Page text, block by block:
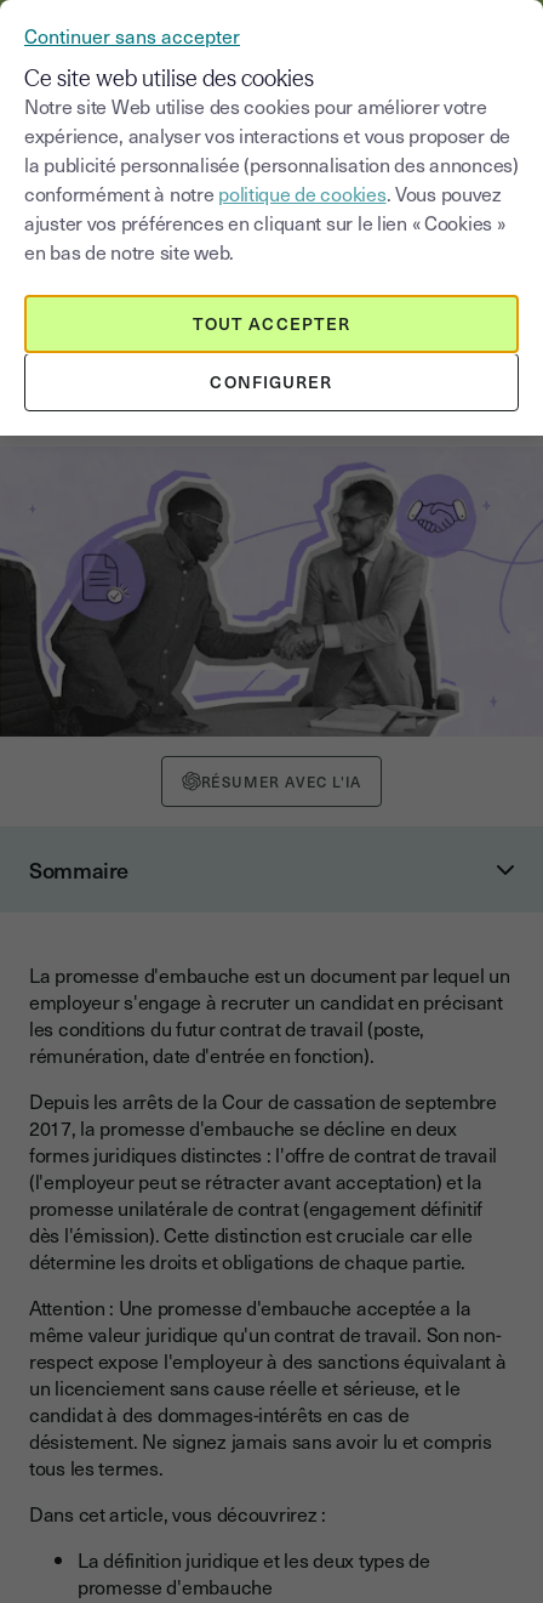
Blog
Choisir une catégorie Saisissez un terme
Promesse d'embauche : définition,
valeur juridique et modèle gratuit
RÉSUMER AVEC L'IA
Sommaire
Tableau comparatif : offre de contrat vs promesse unilatérale
La promesse d'embauche est-elle obligatoire ?
Quand et comment signer une promesse d'embauche ?
Quels types de contrats peuvent faire l'objet d'une promesse
d'embauche ?
Quelle est la valeur juridique d’une promesse d’embauche ?
Quels sont les engagements de l'employeur et du salarié ?
Les engagements et obligations du salarié
Les engagements et obligations de l'employeur
Peut-on annuler une promesse d'embauche après signature
?
Un candidat peut-il refuser une promesse d'embauche ?
Que doit contenir une promesse d'embauche ? (mentions
Le format et la signature de la promesse
La promesse d'embauche est un document par lequel un
employeur s'engage à recruter un candidat en précisant
les conditions du futur contrat de travail (poste,
rémunération, date d'entrée en fonction).
Depuis les arrêts de la Cour de cassation de septembre
2017, la promesse d'embauche se décline en deux
formes juridiques distinctes : l'offre de contrat de travail
(l'employeur peut se rétracter avant acceptation) et la
promesse unilatérale de contrat (engagement définitif
dès l'émission). Cette distinction est cruciale car elle
détermine les droits et obligations de chaque partie.
Attention : Une promesse d'embauche acceptée a la
même valeur juridique qu'un contrat de travail. Son non-
respect expose l'employeur à des sanctions équivalant à
un licenciement sans cause réelle et sérieuse, et le
candidat à des dommages-intérêts en cas de
désistement. Ne signez jamais sans avoir lu et compris
tous les termes.
Dans cet article, vous découvrirez :
La définition juridique et les deux types de
promesse d'embauche
Continuer sans accepter
Ce site web utilise des cookies
Notre site Web utilise des cookies pour améliorer votre
expérience, analyser vos interactions et vous proposer de
la publicité personnalisée (personnalisation des annonces)
conformément à notre politique de cookies. Vous pouvez
ajuster vos préférences en cliquant sur le lien « Cookies »
en bas de notre site web.
CONFIGURER
TOUT ACCEPTER